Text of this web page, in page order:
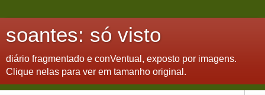
soantes: só visto
diário fragmentado e conVentual, exposto por imagens.
Clique nelas para ver em tamanho original.